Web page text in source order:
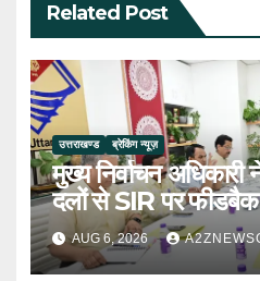
Related Post
उत्तराखण्ड ब्रेकिंग न्यूज़
मुख्य निर्वाचन अधिकारी
दलों से SIR पर फीडबैक
AUG 6, 2026